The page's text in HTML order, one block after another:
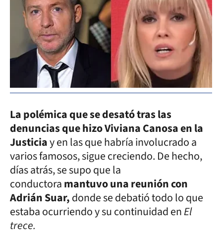
La polémica que se desató tras las
denuncias que hizo Viviana Canosa en la
Justiciay en las que habría involucrado a
varios famosos, sigue creciendo. De hecho,
días atrás, se supo que la
conductoramantuvo una reunión con
Adrián Suar,donde se debatió todo lo que
estaba ocurriendo y su continuidad enEl
trece.